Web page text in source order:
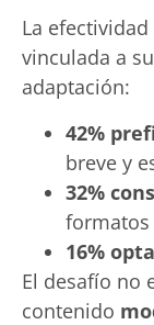
La
vinculada a
adaptación:
42%
breve y
32%
formatos
16%
El desafío no
contenido